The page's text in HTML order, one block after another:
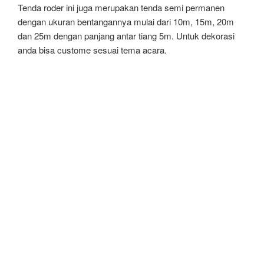
Tenda roder ini juga merupakan tenda semi permanen
dengan ukuran bentangannya mulai dari 10m, 15m, 20m
dan 25m dengan panjang antar tiang 5m. Untuk dekorasi
anda bisa custome sesuai tema acara.